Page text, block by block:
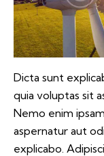
Dicta sunt
quia voluptas sit
Nemo enim
aspernatur aut
explicabo.